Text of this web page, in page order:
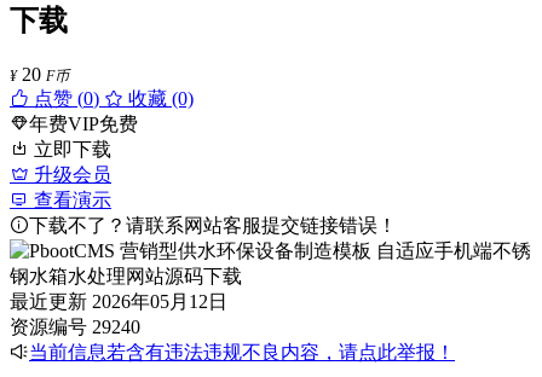
下载
¥ 20 F币
点赞 (0)
收藏 (0)
年费VIP免费
立即下载
升级会员
查看演示
下载不了？请联系网站客服提交链接错误！
最近更新 2026年05月12日
资源编号 29240
当前信息若含有违法违规不良内容，请点此举报！